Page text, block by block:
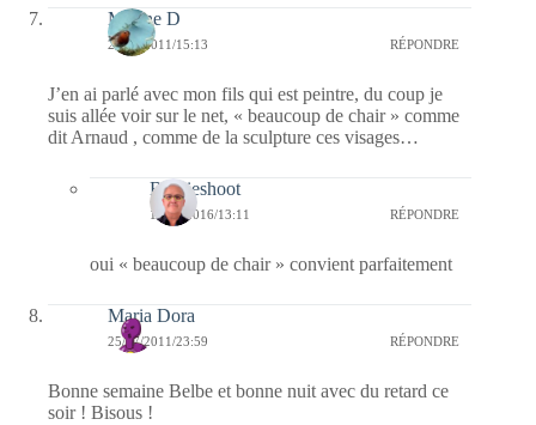
Marine D
26/07/2011/15:13 RÉPONDRE
J’en ai parlé avec mon fils qui est peintre, du coup je
suis allée voir sur le net, « beaucoup de chair » comme
dit Arnaud , comme de la sculpture ces visages…
Bernieshoot
17/03/2016/13:11 RÉPONDRE
oui « beaucoup de chair » convient parfaitement
Maria Dora
25/07/2011/23:59 RÉPONDRE
Bonne semaine Belbe et bonne nuit avec du retard ce
soir ! Bisous !